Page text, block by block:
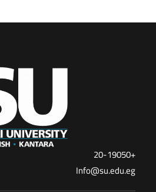
+20-19050
Info@su.edu.eg